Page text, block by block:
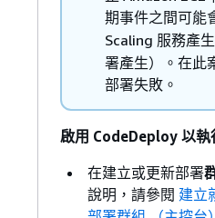
期事件之間可能
Scaling 服務產
署產生）。在此
部署失敗。
啟用 CodeDeploy 以執
在建立或更新部署
說明，請參閱 建立